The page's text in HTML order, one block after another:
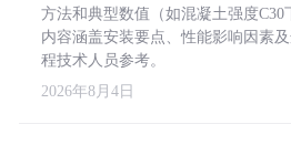
方法和典型数值（如混凝土强度C30
内容涵盖安装要点、性能影响因素
程技术人员参考。
2026年8月4日